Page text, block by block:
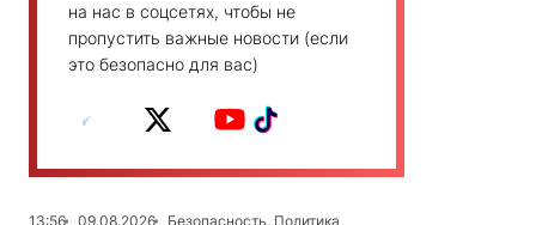
на нас в соцсетях, чтобы не
пропустить важные новости (если
это безопасно для вас)
13:56 09.08.2026
Безопасность, Политика